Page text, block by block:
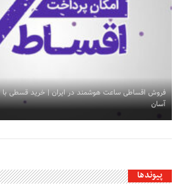
فروش اقساطی ساعت هوشمند در ایران | خرید قسطی
آسان
پیوندها